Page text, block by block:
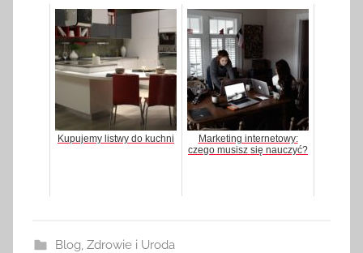
Kupujemy listwy do kuchni
Marketing internetowy:
czego musisz się nauczyć?
Blog, Zdrowie i Uroda